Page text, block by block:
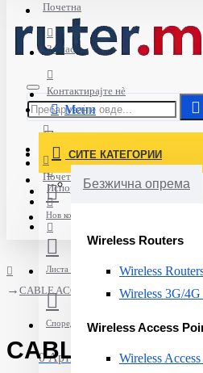
Почетна
За нас
Контактирајте нè
Постави нарачка
Испорака
Најавете се
Нов корисник
Листа на желби
Спореди
0 Артикли - 0ден.
Мени
СИТЕ КАТЕГОРИИ
Безжична опрема
Wireless Routers
Wireless
Wireless 3G/
Wireless Access
Wireless
Почетна
CABLE ACC TOOL PREPARATION/
CABLE ACC